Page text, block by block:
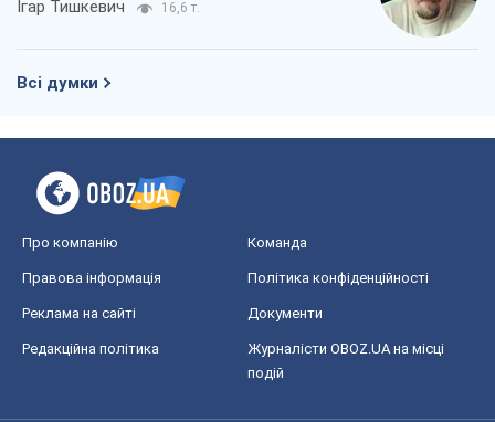
Ігар Тишкевич 16,6 т.
Всі думки
Про компанію Команда
Правова інформація Політика конфіденційності
Реклама на сайті Документи
Редакційна політика
Журналісти OBOZ.UA на місці
подій